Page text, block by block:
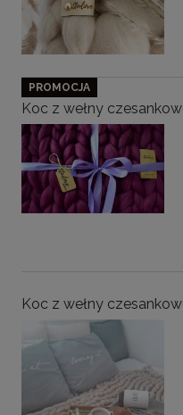
Koc z wełny
PROMOCJA
Koc z wełny